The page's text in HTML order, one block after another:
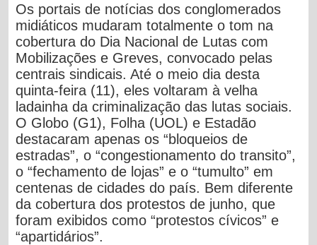
Os portais de notícias dos conglomerados
midiáticos mudaram totalmente o tom na
cobertura do Dia Nacional de Lutas com
Mobilizações e Greves, convocado pelas
centrais sindicais. Até o meio dia desta
quinta-feira (11), eles voltaram à velha
ladainha da criminalização das lutas sociais.
O Globo (G1), Folha (UOL) e Estadão
destacaram apenas os “bloqueios de
estradas”, o “congestionamento do transito”,
o “fechamento de lojas” e o “tumulto” em
centenas de cidades do país. Bem diferente
da cobertura dos protestos de junho, que
foram exibidos como “protestos cívicos” e
“apartidários”.